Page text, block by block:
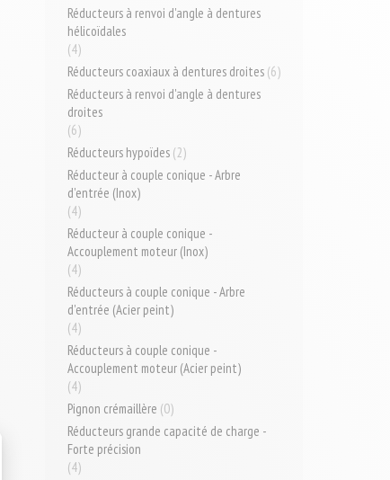
Réducteurs à renvoi d'angle à dentures
hélicoïdales
(4)
Réducteurs coaxiaux à dentures droites (6)
Réducteurs à renvoi d'angle à dentures
droites
(6)
Réducteurs hypoïdes (2)
Réducteur à couple conique - Arbre
d'entrée (Inox)
(4)
Réducteur à couple conique -
Accouplement moteur (Inox)
(4)
Réducteurs à couple conique - Arbre
d'entrée (Acier peint)
(4)
Réducteurs à couple conique -
Accouplement moteur (Acier peint)
(4)
Pignon crémaillère (0)
Réducteurs grande capacité de charge -
Forte précision
(4)